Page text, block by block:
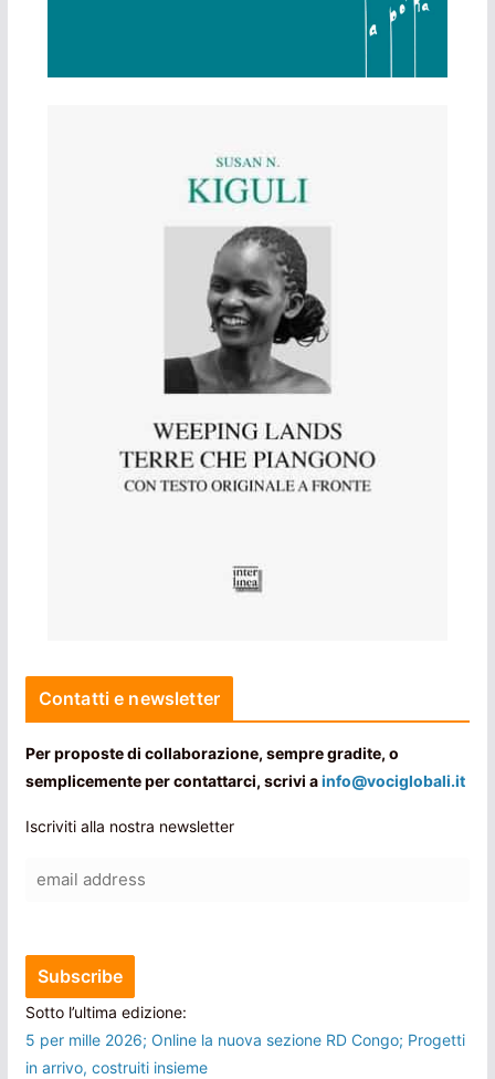
Contatti e newsletter
Per proposte di collaborazione, sempre gradite, o
semplicemente per contattarci, scrivi ainfo@vociglobali.it
Iscriviti alla nostra newsletter
Sotto l’ultima edizione:
5 per mille 2026; Online la nuova sezione RD Congo; Progetti
in arrivo, costruiti insieme